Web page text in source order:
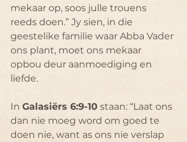
mekaar op, soos julle trouens
reeds doen.” Jy sien, in die
geestelike familie waar Abba Vader
ons plant, moet ons mekaar
opbou deur aanmoediging en
liefde.
In Galasiërs 6:9-10 staan: “Laat ons
dan nie moeg word om goed te
doen nie, want as ons nie verslap